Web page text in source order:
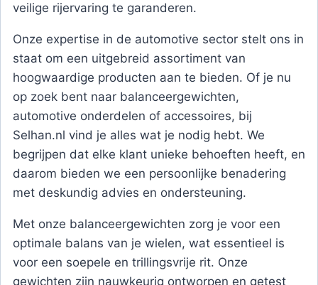
veilige rijervaring te garanderen.
Onze expertise in de automotive sector stelt ons in
staat om een uitgebreid assortiment van
hoogwaardige producten aan te bieden. Of je nu
op zoek bent naar balanceergewichten,
automotive onderdelen of accessoires, bij
Selhan.nl vind je alles wat je nodig hebt. We
begrijpen dat elke klant unieke behoeften heeft, en
daarom bieden we een persoonlijke benadering
met deskundig advies en ondersteuning.
Met onze balanceergewichten zorg je voor een
optimale balans van je wielen, wat essentieel is
voor een soepele en trillingsvrije rit. Onze
gewichten zijn nauwkeurig ontworpen en getest